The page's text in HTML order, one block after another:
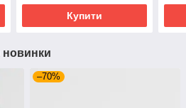
Купити
новинки
–70%